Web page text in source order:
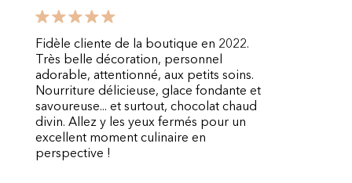
Fidèle cliente de la boutique en 2022.
Très belle décoration, personnel
adorable, attentionné, aux petits soins.
Nourriture délicieuse, glace fondante et
savoureuse... et surtout, chocolat chaud
divin. Allez y les yeux fermés pour un
excellent moment culinaire en
perspective !